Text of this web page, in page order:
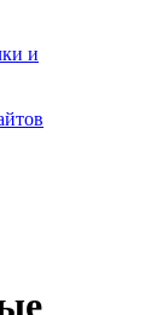
и